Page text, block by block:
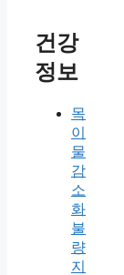
건강
정보
목
이
물
감
소
화
불
량
지